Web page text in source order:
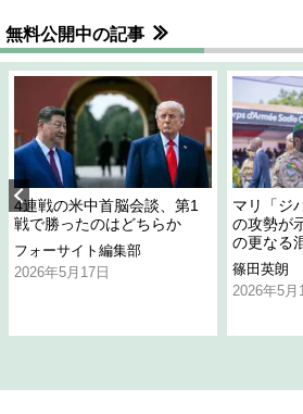
無料公開中の記事
4連戦の米中首脳会談、第1
戦で勝ったのはどちらか
フォーサイト編集部
2026年5月17日
マリ「ジ
の攻勢が
の更なる
篠田英朗
2026年5月